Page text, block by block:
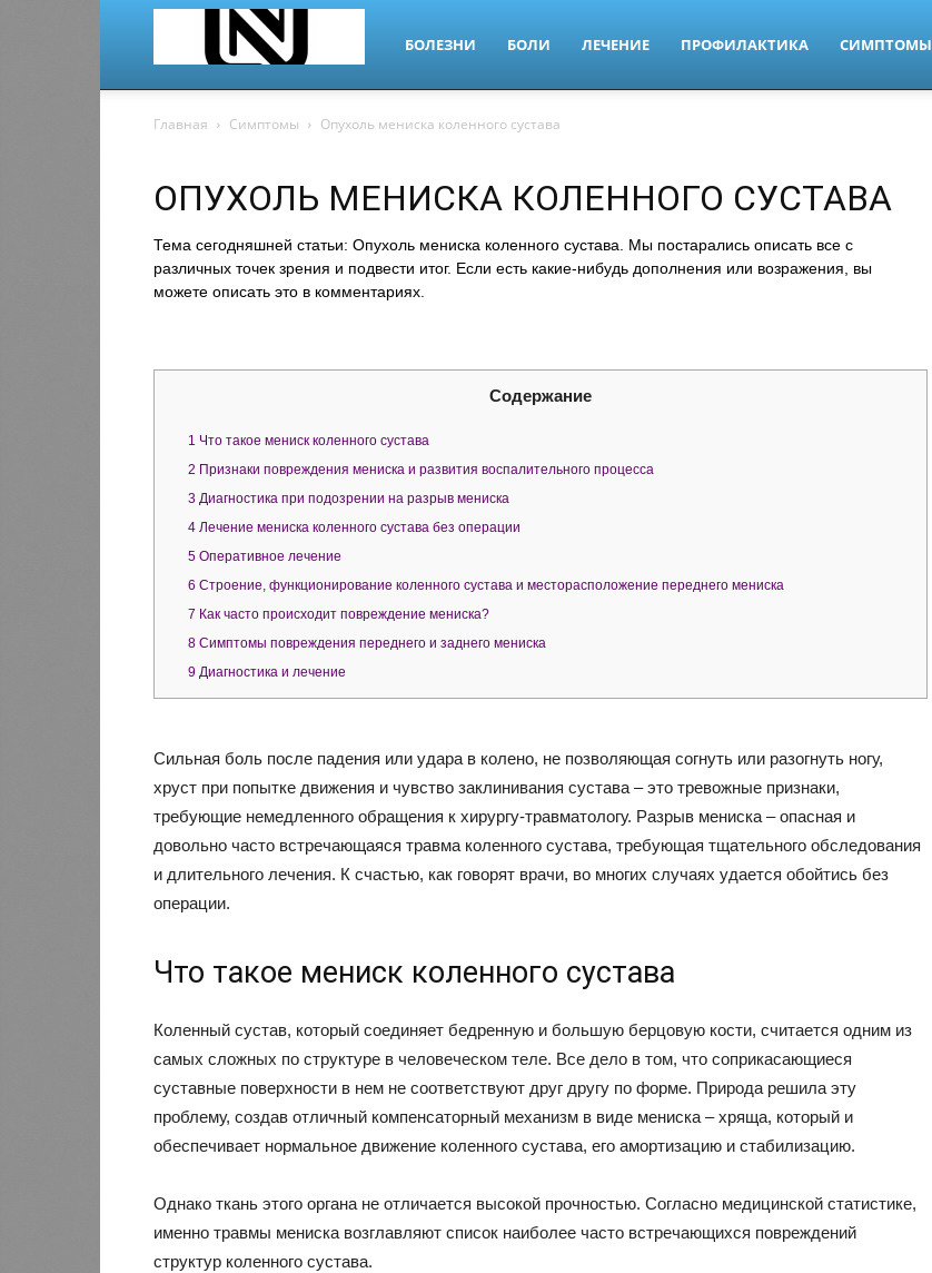
nano-
dr.ru
БОЛЕЗНИ БОЛИ ЛЕЧЕНИЕ ПРОФИЛАКТИКА СИМПТОМЫ
Главная Симптомы Опухоль мениска коленного сустава
ОПУХОЛЬ МЕНИСКА КОЛЕННОГО СУСТАВА
Тема сегодняшней статьи: Опухоль мениска коленного сустава. Мы постарались описать все с
различных точек зрения и подвести итог. Если есть какие-нибудь дополнения или возражения, вы
можете описать это в комментариях.
Содержание
1 Что такое мениск коленного сустава
2 Признаки повреждения мениска и развития воспалительного процесса
3 Диагностика при подозрении на разрыв мениска
4 Лечение мениска коленного сустава без операции
5 Оперативное лечение
6 Строение, функционирование коленного сустава и месторасположение переднего мениска
7 Как часто происходит повреждение мениска?
8 Симптомы повреждения переднего и заднего мениска
9 Диагностика и лечение
Сильная боль после падения или удара в колено, не позволяющая согнуть или разогнуть ногу,
хруст при попытке движения и чувство заклинивания сустава – это тревожные признаки,
требующие немедленного обращения к хирургу-травматологу. Разрыв мениска – опасная и
довольно часто встречающаяся травма коленного сустава, требующая тщательного обследования
и длительного лечения. К счастью, как говорят врачи, во многих случаях удается обойтись без
операции.
Что такое мениск коленного сустава
Коленный сустав, который соединяет бедренную и большую берцовую кости, считается одним из
самых сложных по структуре в человеческом теле. Все дело в том, что соприкасающиеся
суставные поверхности в нем не соответствуют друг другу по форме. Природа решила эту
проблему, создав отличный компенсаторный механизм в виде мениска – хряща, который и
обеспечивает нормальное движение коленного сустава, его амортизацию и стабилизацию.
Однако ткань этого органа не отличается высокой прочностью. Согласно медицинской статистике,
именно травмы мениска возглавляют список наиболее часто встречающихся повреждений
структур коленного сустава.